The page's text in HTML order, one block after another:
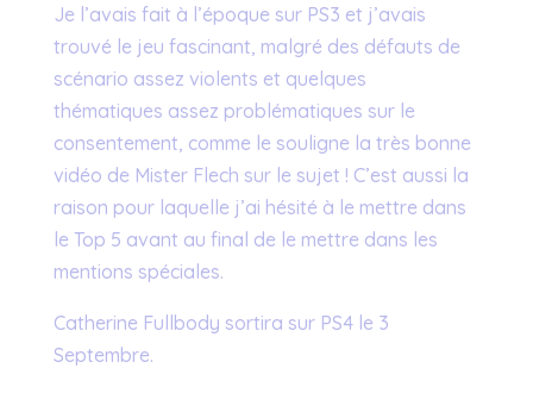
Je l’avais fait à l’époque sur PS3 et j’avais
trouvé le jeu fascinant, malgré des défauts de
scénario assez violents et quelques
thématiques assez problématiques sur le
consentement, comme le souligne la très bonne
vidéo de Mister Flech sur le sujet ! C’est aussi la
raison pour laquelle j’ai hésité à le mettre dans
le Top 5 avant au final de le mettre dans les
mentions spéciales.
Catherine Fullbody sortira sur PS4 le 3
Septembre.